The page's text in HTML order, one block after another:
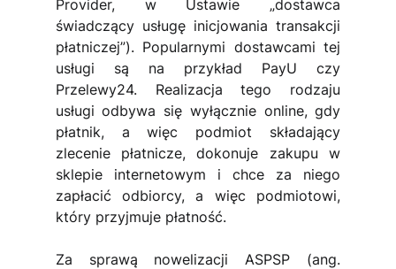
Provider, w Ustawie „dostawca
świadczący usługę inicjowania transakcji
płatniczej”). Popularnymi dostawcami tej
usługi są na przykład PayU czy
Przelewy24. Realizacja tego rodzaju
usługi odbywa się wyłącznie online, gdy
płatnik, a więc podmiot składający
zlecenie płatnicze, dokonuje zakupu w
sklepie internetowym i chce za niego
zapłacić odbiorcy, a więc podmiotowi,
który przyjmuje płatność.
Za sprawą nowelizacji ASPSP (ang.